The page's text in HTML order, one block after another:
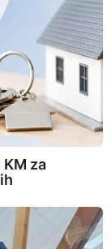
za